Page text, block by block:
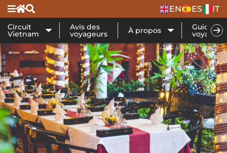
EN ES IT
Circuit
Vietnam
Avis des
voyageurs À propos Guide de
voyage